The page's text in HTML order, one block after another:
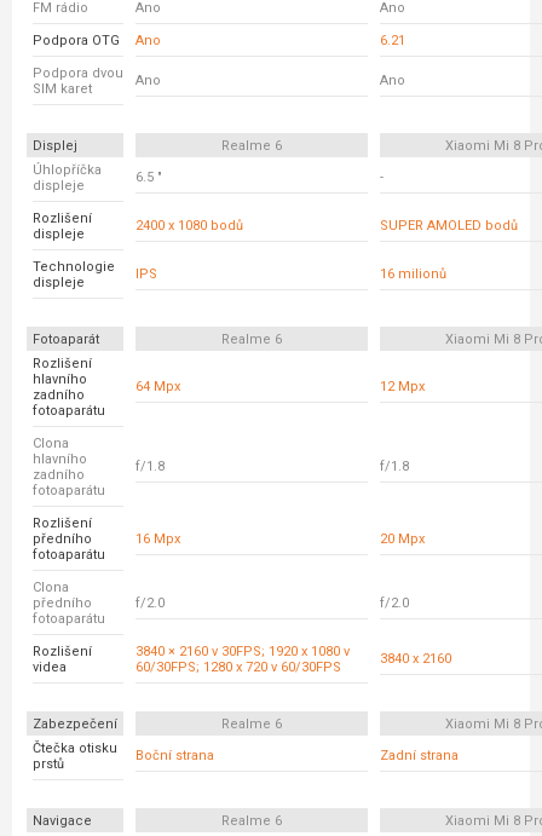
FM rádio Ano Ano
Podpora OTG Ano 6.21
Podpora dvou
SIM karet
Ano Ano
Displej Realme 6
Xiaomi Mi 8
Úhlopříčka
displeje
6.5 " -
Rozlišení
displeje
2400 x 1080 bodů SUPER AMOLED bodů
Technologie
displeje
IPS 16 milionů
Fotoaparát Realme 6
Xiaomi Mi 8
Rozlišení
hlavního
zadního
fotoaparátu
64 Mpx 12 Mpx
Clona
hlavního
zadního
fotoaparátu
f/1.8 f/1.8
Rozlišení
předního
fotoaparátu
16 Mpx 20 Mpx
Clona
předního
fotoaparátu
f/2.0 f/2.0
Rozlišení
videa
3840 × 2160 v 30FPS; 1920 x 1080 v
60/30FPS; 1280 x 720 v 60/30FPS
3840 x 2160
Zabezpečení Realme 6
Xiaomi Mi 8
Čtečka otisku
prstů
Boční strana Zadní strana
Navigace Realme 6
Xiaomi Mi 8